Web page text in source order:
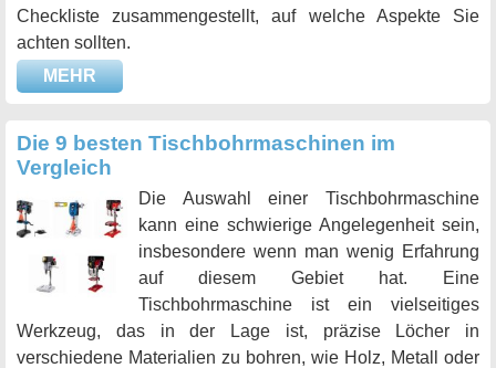
Checkliste zusammengestellt, auf welche Aspekte Sie
achten sollten.
MEHR
Die 9 besten Tischbohrmaschinen im
Vergleich
Die Auswahl einer Tischbohrmaschine
kann eine schwierige Angelegenheit sein,
insbesondere wenn man wenig Erfahrung
auf diesem Gebiet hat. Eine
Tischbohrmaschine ist ein vielseitiges
Werkzeug, das in der Lage ist, präzise Löcher in
verschiedene Materialien zu bohren, wie Holz, Metall oder